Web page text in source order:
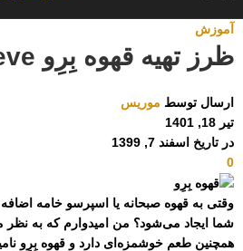
آموزش
ظرز تهیه قهوه بِرِو Breve
ارسال توسط موریس
تیر 18, 1401
در تاریخ اسفند 7, 1399
0
وقتی به قهوه صبحانه یا اسپرسو خامه
شما ایجاد می‌شود؟ من امیدوارم که به
همچنین طعم خوشمزه‌ای دارد و قهوه بِرِو